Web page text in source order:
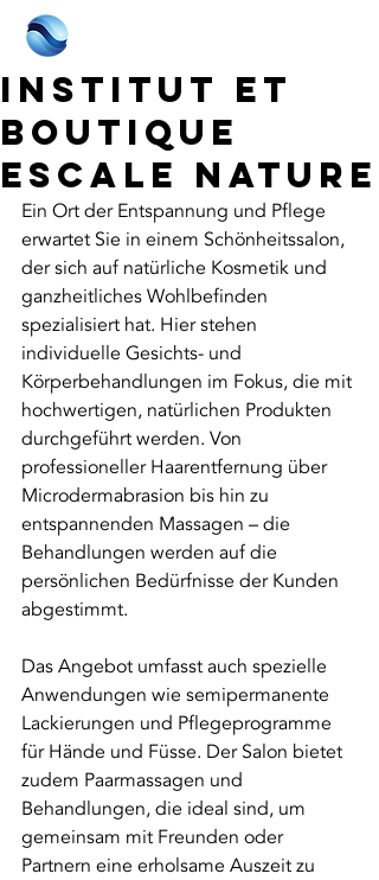
Institut et
boutique
Escale Nature
Ein Ort der Entspannung und Pflege
erwartet Sie in einem Schönheitssalon,
der sich auf natürliche Kosmetik und
ganzheitliches Wohlbefinden
spezialisiert hat. Hier stehen
individuelle Gesichts- und
Körperbehandlungen im Fokus, die mit
hochwertigen, natürlichen Produkten
durchgeführt werden. Von
professioneller Haarentfernung über
Microdermabrasion bis hin zu
entspannenden Massagen – die
Behandlungen werden auf die
persönlichen Bedürfnisse der Kunden
abgestimmt.
Das Angebot umfasst auch spezielle
Anwendungen wie semipermanente
Lackierungen und Pflegeprogramme
für Hände und Füsse. Der Salon bietet
zudem Paarmassagen und
Behandlungen, die ideal sind, um
gemeinsam mit Freunden oder
Partnern eine erholsame Auszeit zu